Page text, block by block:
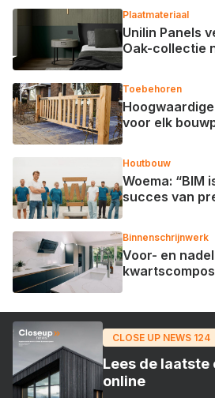
Plaatmateriaal
Unilin Panels
Oak-collectie
Toebehoren
voor elk
Houtbouw
Woema: “BIM
succes van
Binnenschrijnwerk
Voor- en
CLOSE UP NEWS 124
Lees de
online